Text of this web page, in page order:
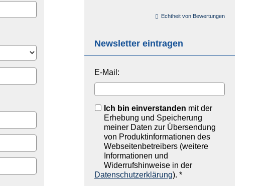
Echtheit von Bewertungen
Newsletter eintragen
E-Mail:
Ich bin einverstanden mit der
Erhebung und Speicherung
meiner Daten zur Übersendung
von Produktinformationen des
Webseitenbetreibers (weitere
Informationen und
Widerrufshinweise in der
Datenschutzerklärung). *